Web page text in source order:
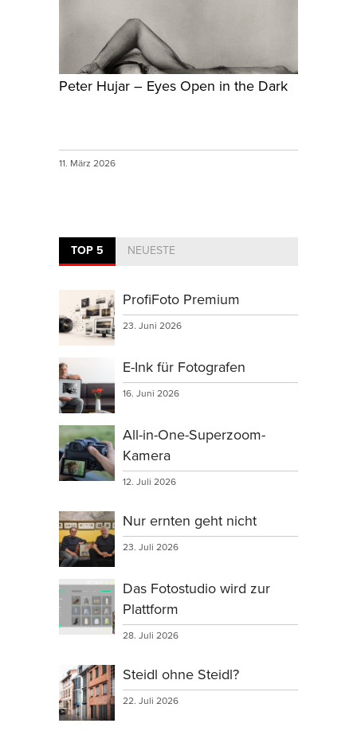
Peter Hujar – Eyes Open in the Dark
11. März 2026
TOP 5 NEUESTE
ProfiFoto Premium
23. Juni 2026
E-Ink für Fotografen
16. Juni 2026
All-in-One-Superzoom-
Kamera
12. Juli 2026
Nur ernten geht nicht
23. Juli 2026
Das Fotostudio wird zur
Plattform
28. Juli 2026
Steidl ohne Steidl?
22. Juli 2026